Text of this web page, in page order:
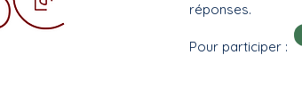
réponses.
Pour participer :